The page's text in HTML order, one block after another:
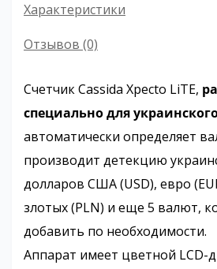
Характеристики
Отзывов (0)
Счетчик Cassida Xpecto LiTE,
специально для
автоматически определяет
производит детекцию
долларов США (USD), евро
злотых (PLN) и еще 5 валют,
добавить по необходимости.
Аппарат имеет цветной LCD-